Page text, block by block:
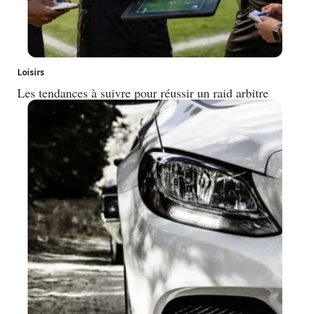
Loisirs
Les tendances à suivre pour réussir un raid arbitre